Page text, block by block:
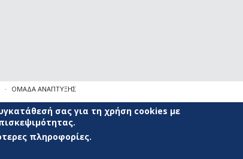
ΟΜΑΔΑ ΑΝΑΠΤΥΞΗΣ
σας για τη χρήση cookies με
πληροφορίες.